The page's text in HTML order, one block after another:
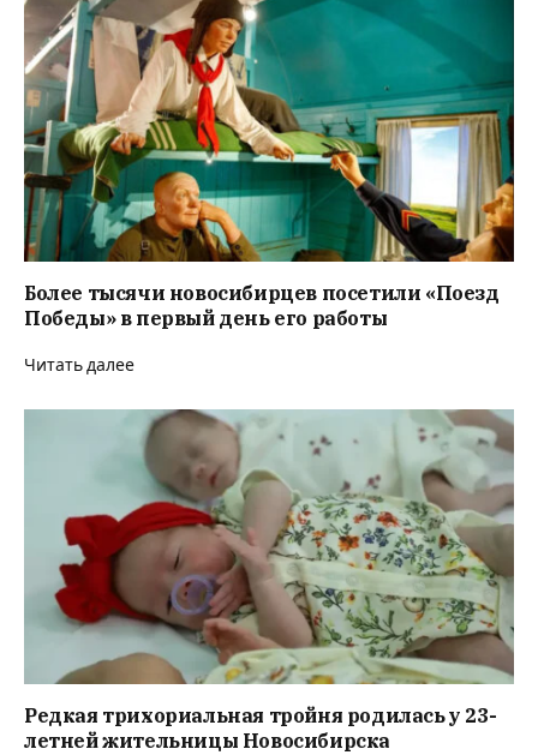
Более тысячи новосибирцев посетили «Поезд
Победы» в первый день его работы
Читать далее
Редкая трихориальная тройня родилась у 23-
летней жительницы Новосибирска